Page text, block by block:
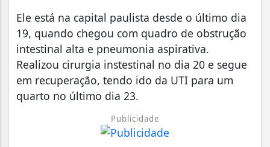
Ele está na capital paulista desde o último dia
19, quando chegou com quadro de obstrução
intestinal alta e pneumonia aspirativa.
Realizou cirurgia instestinal no dia 20 e segue
em recuperação, tendo ido da UTI para um
quarto no último dia 23.
Publicidade